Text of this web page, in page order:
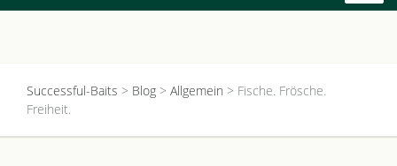
Successful-Baits > Blog > Allgemein > Fische. Frösche.
Freiheit.